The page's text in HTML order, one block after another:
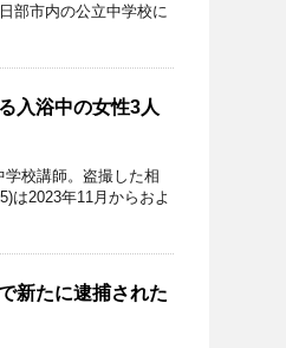
部市内の公立中学校に
入浴中の女性3人
校講師。盗撮した相
2023年11月からおよ
新たに逮捕された